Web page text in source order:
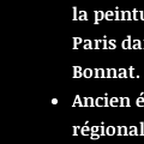
la
Paris
Bonnat.
Ancien